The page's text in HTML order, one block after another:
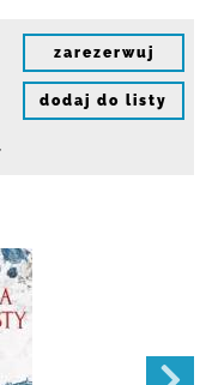
zarezerwuj
dodaj do listy